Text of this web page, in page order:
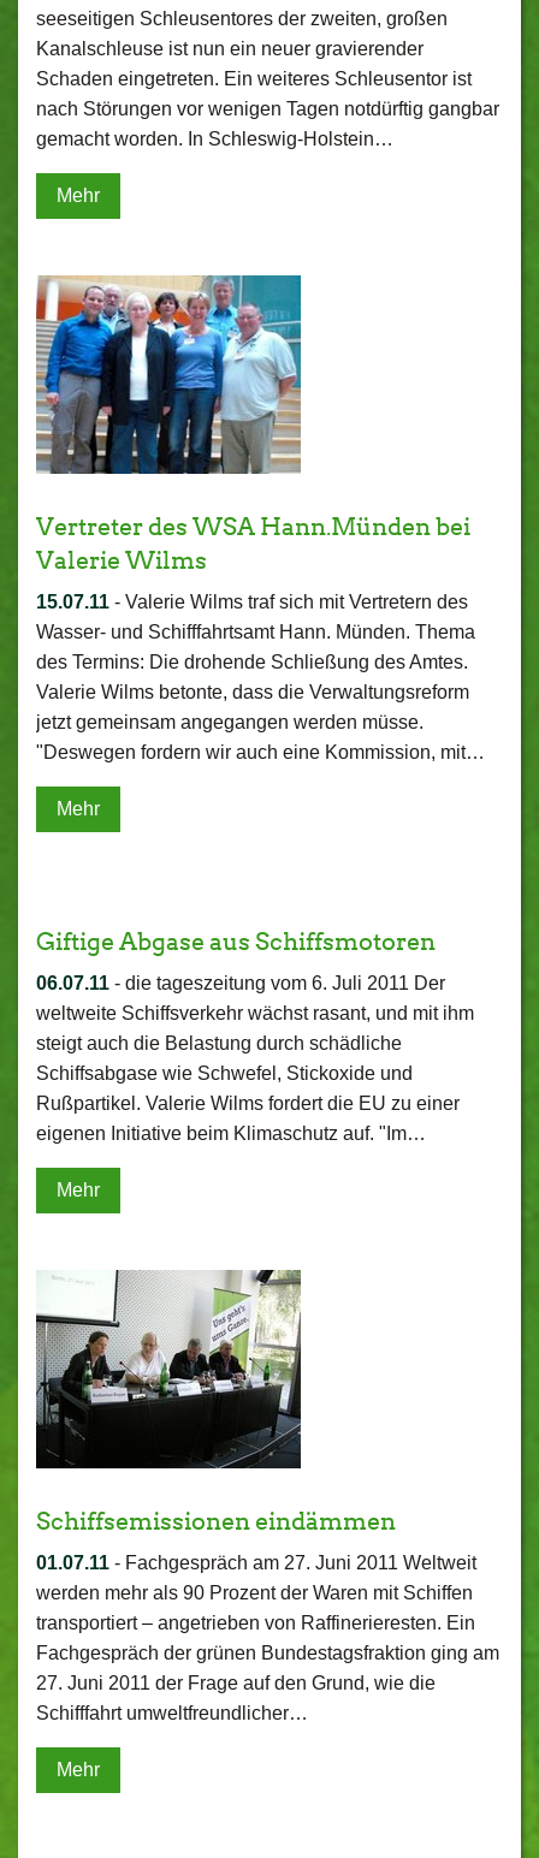
seeseitigen Schleusentores der zweiten, großen
Kanalschleuse ist nun ein neuer gravierender
Schaden eingetreten. Ein weiteres Schleusentor ist
nach Störungen vor wenigen Tagen notdürftig gangbar
gemacht worden. In Schleswig-Holstein…
Mehr
Vertreter des WSA Hann.Münden bei
Valerie Wilms
15.07.11 - Valerie Wilms traf sich mit Vertretern des
Wasser- und Schifffahrtsamt Hann. Münden. Thema
des Termins: Die drohende Schließung des Amtes.
Valerie Wilms betonte, dass die Verwaltungsreform
jetzt gemeinsam angegangen werden müsse.
"Deswegen fordern wir auch eine Kommission, mit…
Mehr
Giftige Abgase aus Schiffsmotoren
06.07.11 - die tageszeitung vom 6. Juli 2011 Der
weltweite Schiffsverkehr wächst rasant, und mit ihm
steigt auch die Belastung durch schädliche
Schiffsabgase wie Schwefel, Stickoxide und
Rußpartikel. Valerie Wilms fordert die EU zu einer
eigenen Initiative beim Klimaschutz auf. "Im…
Mehr
Schiffsemissionen eindämmen
01.07.11 - Fachgespräch am 27. Juni 2011 Weltweit
werden mehr als 90 Prozent der Waren mit Schiffen
transportiert – angetrieben von Raffinerieresten. Ein
Fachgespräch der grünen Bundestagsfraktion ging am
27. Juni 2011 der Frage auf den Grund, wie die
Schifffahrt umweltfreundlicher…
Mehr